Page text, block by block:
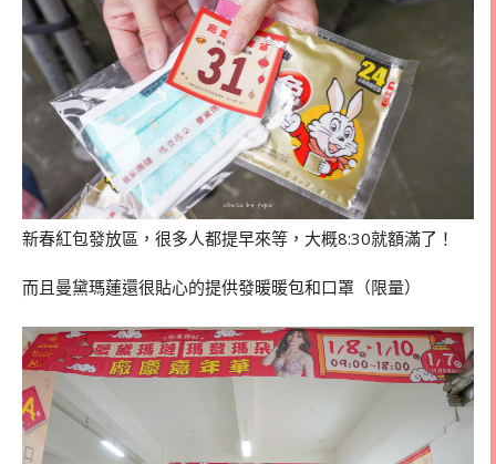
新春紅包發放區，很多人都提早來等，大概8:30就額滿了！
而且曼黛瑪蓮還很貼心的提供發暖暖包和口罩（限量）